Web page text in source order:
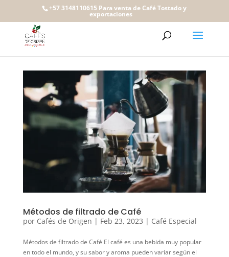
+57 3148110615 Para venta de Café Tostado y
exportaciones
Métodos de filtrado de Café
por Cafés de Origen | Feb 23, 2023 | Café Especial
Métodos de filtrado de Café El café es una bebida muy popular
en todo el mundo, y su sabor y aroma pueden variar según el